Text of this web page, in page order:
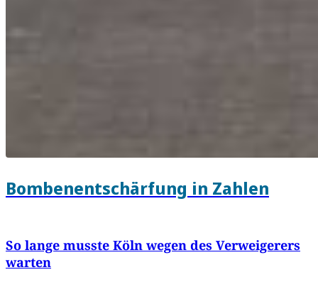
Bombenentschärfung in Zahlen
So lange musste Köln wegen des Verweigerers
warten